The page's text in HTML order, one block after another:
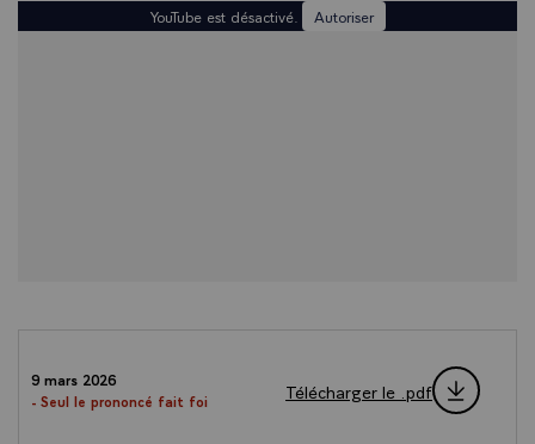
YouTube est désactivé. Autoriser
9 mars 2026
- Seul le prononcé fait foi
Télécharger le .pdf